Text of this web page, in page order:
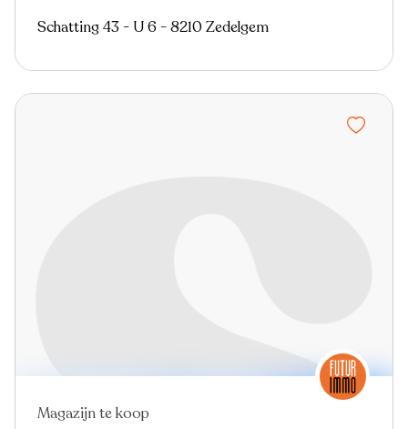
Schatting 43 - U 6 - 8210 Zedelgem
Magazijn te koop